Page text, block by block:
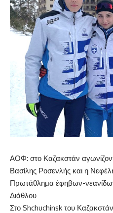
ΑΟΦ: στο Καζακστάν
Βασίλης Ροσενλής και η
Πρωτάθλημα έφηβων-
Διάθλου
Στο Shchuchinsk του